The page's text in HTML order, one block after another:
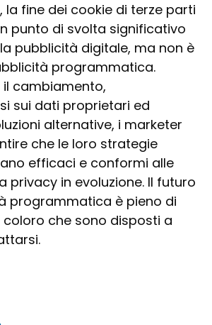
la fine dei cookie di terze parti
punto di svolta significativo
pubblicità digitale, ma non è
programmatica.
cambiamento,
sui dati proprietari ed
alternative, i marketer
che le loro strategie
efficaci e conformi alle
privacy in evoluzione. Il futuro
programmatica è pieno di
che sono disposti a